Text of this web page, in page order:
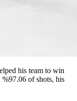
his team to win
of shots, his